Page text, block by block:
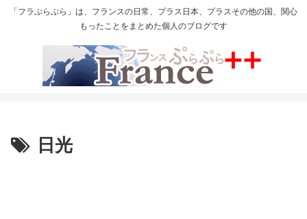
「フラぷらぷら」は、フランスの日常、プラス日本、プラスその他の国、関心
もったことをまとめた個人のブログです
日光